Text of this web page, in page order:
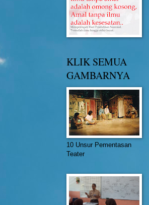
KLIK SEMUA
GAMBARNYA
10 Unsur Pementasan
Teater